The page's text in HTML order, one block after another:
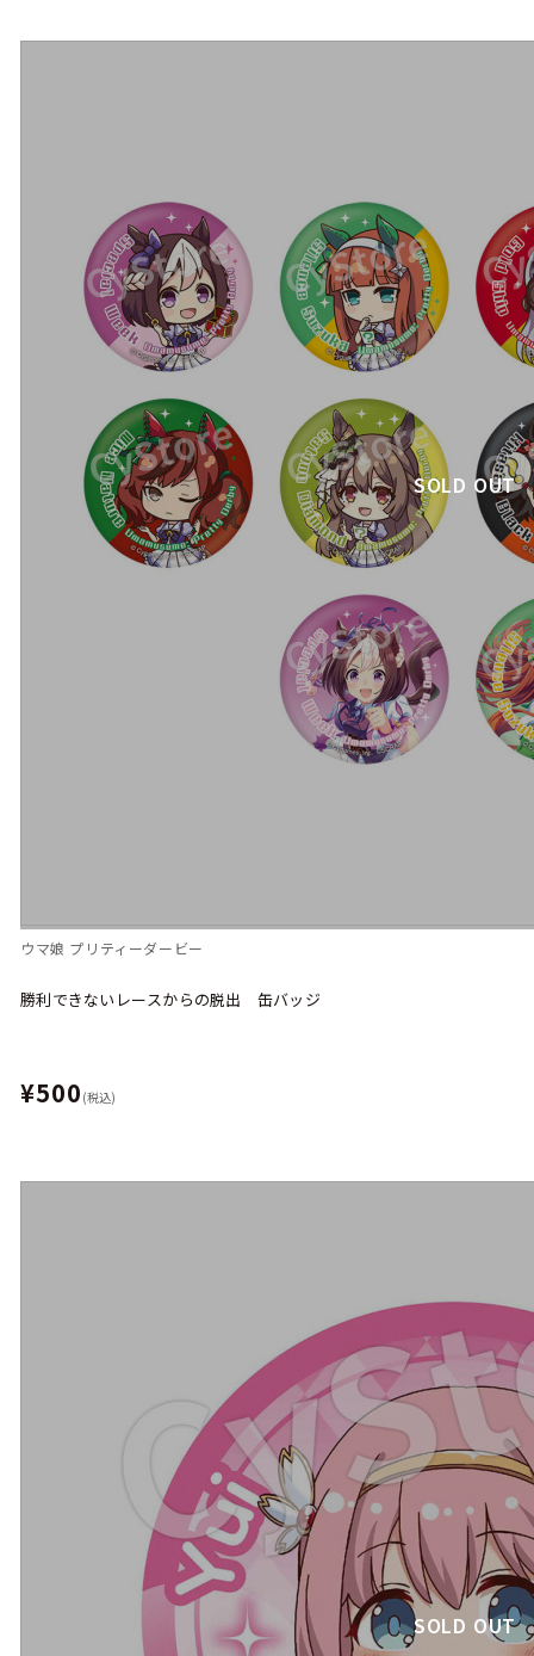
SOLD OUT
ウマ娘 プリティーダービー
勝利できないレースからの脱出 缶バッジ
¥500 (税込)
SOLD OUT